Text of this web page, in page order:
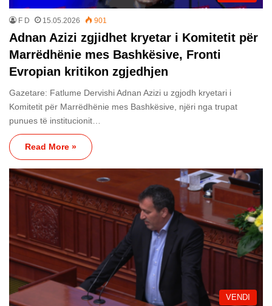
F D 15.05.2026 901
Adnan Azizi zgjidhet kryetar i Komitetit për
Marrëdhënie mes Bashkësive, Fronti
Evropian kritikon zgjedhjen
Gazetare: Fatlume Dervishi Adnan Azizi u zgjodh kryetari i
Komitetit për Marrëdhënie mes Bashkësive, njëri nga trupat
punues të institucionit…
Read More »
VENDI